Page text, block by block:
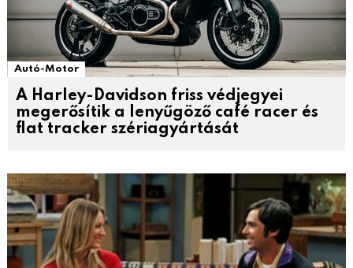
Autó-Motor
A Harley-Davidson friss védjegyei
megerősítik a lenyűgöző café racer és
flat tracker szériagyártását